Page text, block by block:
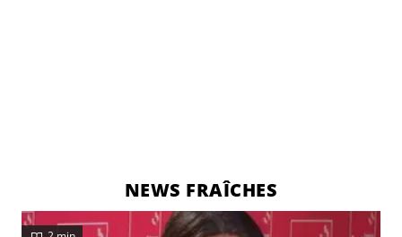
NEWS FRAÎCHES